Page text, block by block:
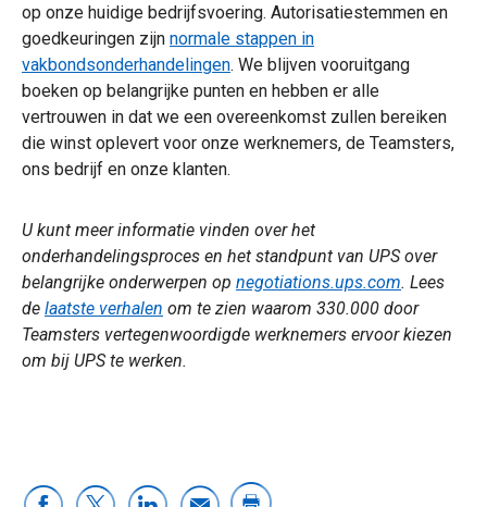
op onze huidige bedrijfsvoering. Autorisatiestemmen en
goedkeuringen zijn normale stappen in
vakbondsonderhandelingen. We blijven vooruitgang
boeken op belangrijke punten en hebben er alle
vertrouwen in dat we een overeenkomst zullen bereiken
die winst oplevert voor onze werknemers, de Teamsters,
ons bedrijf en onze klanten.
U kunt meer informatie vinden over het
onderhandelingsproces en het standpunt van UPS over
belangrijke onderwerpen op negotiations.ups.com. Lees
de laatste verhalen om te zien waarom 330.000 door
Teamsters vertegenwoordigde werknemers ervoor kiezen
om bij UPS te werken.